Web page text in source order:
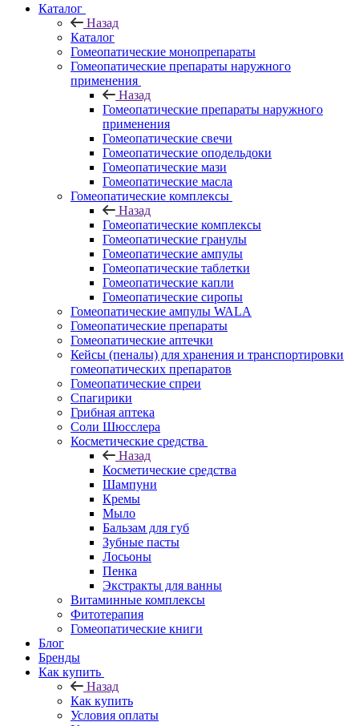
Каталог
Назад
Каталог
Гомеопатические монопрепараты
Гомеопатические препараты наружного
применения
Назад
Гомеопатические препараты наружного
применения
Гомеопатические свечи
Гомеопатические оподельдоки
Гомеопатические мази
Гомеопатические масла
Гомеопатические комплексы
Назад
Гомеопатические комплексы
Гомеопатические гранулы
Гомеопатические ампулы
Гомеопатические таблетки
Гомеопатические капли
Гомеопатические сиропы
Гомеопатические ампулы WALA
Гомеопатические препараты
Гомеопатические аптечки
Кейсы (пеналы) для хранения и транспортировки
гомеопатических препаратов
Гомеопатические спреи
Спагирики
Грибная аптека
Соли Шюсслера
Косметические средства
Назад
Косметические средства
Шампуни
Кремы
Мыло
Бальзам для губ
Зубные пасты
Лосьоны
Пенка
Экстракты для ванны
Витаминные комплексы
Фитотерапия
Гомеопатические книги
Блог
Бренды
Как купить
Назад
Как купить
Условия оплаты